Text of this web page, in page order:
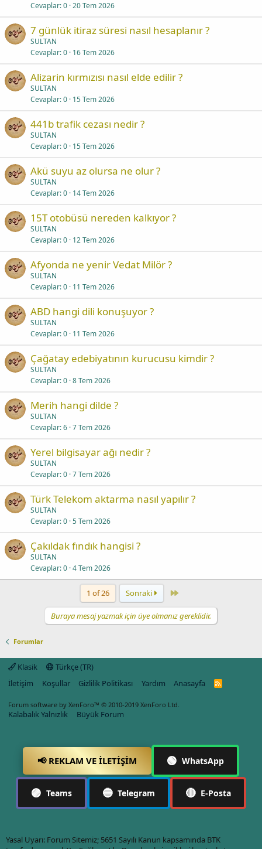
Cevaplar 0 20 Tem 2026
7 günlük itiraz süresi nasıl hesaplanır ?
SULTAN
Cevaplar 0 16 Tem 2026
Alizarin kırmızısı nasıl elde edilir ?
SULTAN
Cevaplar 0 15 Tem 2026
441b trafik cezası nedir ?
SULTAN
Cevaplar 0 15 Tem 2026
Akü suyu az olursa ne olur ?
SULTAN
Cevaplar 0 14 Tem 2026
15T otobüsü nereden kalkıyor ?
SULTAN
Cevaplar 0 12 Tem 2026
Afyonda ne yenir Vedat Milör ?
SULTAN
Cevaplar 0 11 Tem 2026
ABD hangi dili konuşuyor ?
SULTAN
Cevaplar 0 11 Tem 2026
Çağatay edebiyatının kurucusu kimdir ?
SULTAN
Cevaplar 0 8 Tem 2026
Merih hangi dilde ?
SULTAN
Cevaplar 6 7 Tem 2026
Yerel bilgisayar ağı nedir ?
SULTAN
Cevaplar 0 7 Tem 2026
Türk Telekom aktarma nasıl yapılır ?
SULTAN
Cevaplar 0 5 Tem 2026
Çakıldak fındık hangisi ?
SULTAN
Cevaplar 0 4 Tem 2026
1 of 26 Sonraki Last
Buraya mesaj yazmak için üye olmanız gereklidir.
Forumlar
Klasik
Türkçe (TR)
İletişim
Koşullar Gizlilik Politikası Yardım Anasayfa
R
Forum software by XenForo™ © 2010-2019 XenForo Ltd.
Kalabalık Yalnızlık Büyük Forum
📢 REKLAM VE İLETIŞIM 🟢 WhatsApp
🟣 Teams 🔵 Telegram 🔴 E-Posta
Yasal Uyarı: Forum Sitemiz; 5651 Sayılı Kanun kapsamında BTK